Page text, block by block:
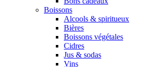
Boissons
Alcools & spiritueux
Bières
Boissons végétales
Cidres
Jus & sodas
Vins